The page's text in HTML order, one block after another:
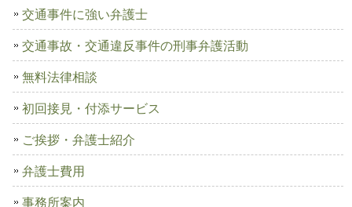
交通事件に強い弁護士
交通事故・交通違反事件の刑事弁護活動
無料法律相談
初回接見・付添サービス
ご挨拶・弁護士紹介
弁護士費用
事務所案内